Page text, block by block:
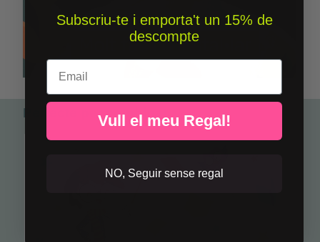
Perfecte per combinar
Subscriu-te i emporta't un 15% de
descompte
Email
Vull el meu Regal!
NO, Seguir sense regal